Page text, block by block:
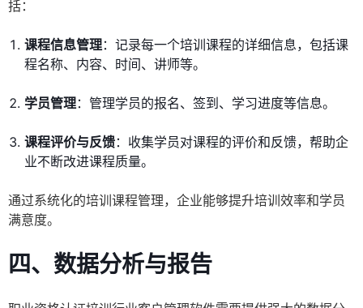
括：
课程信息管理：记录每一个培训课程的详细信息，包括课
程名称、内容、时间、讲师等。
学员管理：管理学员的报名、签到、学习进度等信息。
课程评价与反馈：收集学员对课程的评价和反馈，帮助企
业不断改进课程质量。
通过系统化的培训课程管理，企业能够提升培训效率和学员
满意度。
四、数据分析与报告